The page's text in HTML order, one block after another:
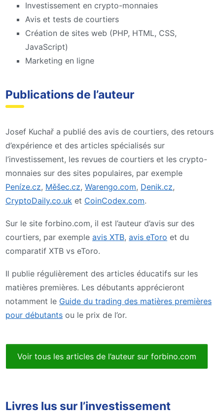
Investissement en crypto-monnaies
Avis et tests de courtiers
Création de sites web (PHP, HTML, CSS,
JavaScript)
Marketing en ligne
Publications de l’auteur
Josef Kuchař a publié des avis de courtiers, des retours
d’expérience et des articles spécialisés sur
l’investissement, les revues de courtiers et les crypto-
monnaies sur des sites populaires, par exemple
Peníze.cz, Měšec.cz, Warengo.com, Denik.cz,
CryptoDaily.co.uk et CoinCodex.com.
Sur le site forbino.com, il est l’auteur d’avis sur des
courtiers, par exemple avis XTB, avis eToro et du
comparatif XTB vs eToro.
Il publie régulièrement des articles éducatifs sur les
matières premières. Les débutants apprécieront
notamment le Guide du trading des matières premières
pour débutants ou le prix de l’or.
Voir tous les articles de l’auteur sur forbino.com
Livres lus sur l’investissement